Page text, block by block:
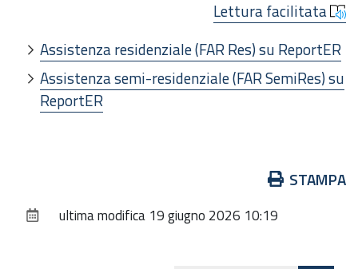
Lettura facilitata
Assistenza residenziale (FAR Res) su ReportER
Assistenza semi-residenziale (FAR SemiRes) su
ReportER
documento
STAMPA
ultima modifica 19 giugno 2026 10:19